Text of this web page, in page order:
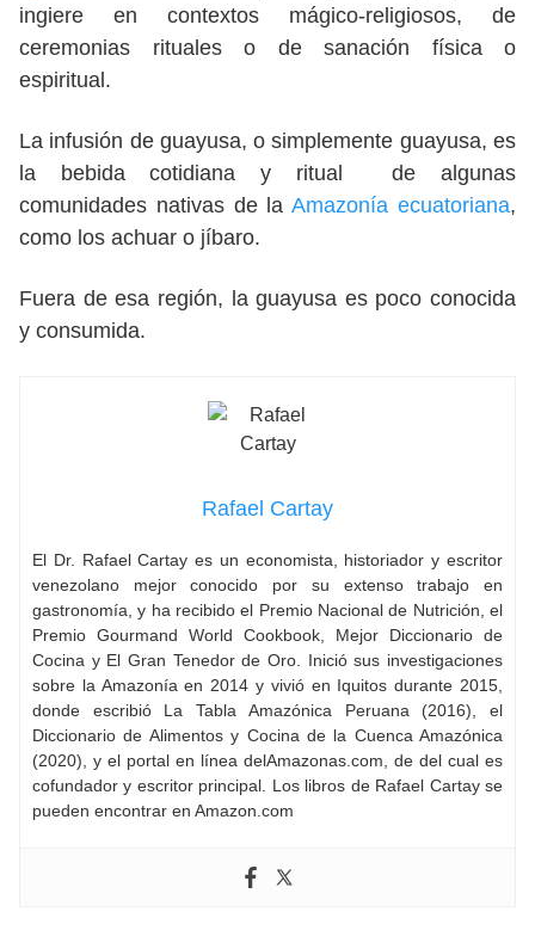
ingiere en contextos mágico-religiosos, de
ceremonias rituales o de sanación física o
espiritual.
La infusión de guayusa, o simplemente guayusa, es
la bebida cotidiana y ritual de algunas
comunidades nativas de laAmazonía ecuatoriana,
como los achuar o jíbaro.
Fuera de esa región, la guayusa es poco conocida
y consumida.
Rafael Cartay
El Dr. Rafael Cartay es un economista, historiador y escritor
venezolano mejor conocido por su extenso trabajo en
gastronomía, y ha recibido el Premio Nacional de Nutrición, el
Premio Gourmand World Cookbook, Mejor Diccionario de
Cocina y El Gran Tenedor de Oro. Inició sus investigaciones
sobre la Amazonía en 2014 y vivió en Iquitos durante 2015,
donde escribió La Tabla Amazónica Peruana (2016), el
Diccionario de Alimentos y Cocina de la Cuenca Amazónica
(2020), y el portal en línea delAmazonas.com, de del cual es
cofundador y escritor principal. Los libros de Rafael Cartay se
pueden encontrar en Amazon.com